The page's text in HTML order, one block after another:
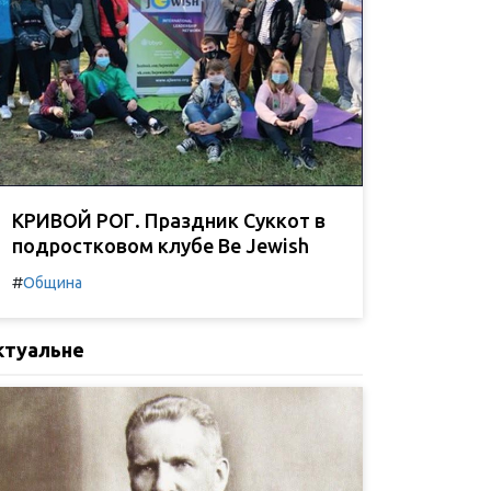
КРИВОЙ РОГ. Праздник Суккот в
подростковом клубе Be Jewish
#Община